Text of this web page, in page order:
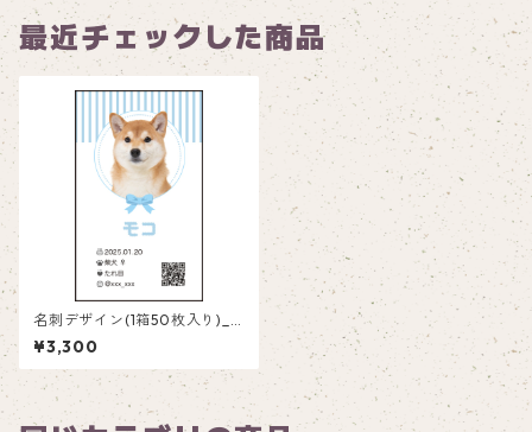
最近チェックした商品
名刺デザイン(1箱50枚入り)_
丸枠_C001
¥3,300